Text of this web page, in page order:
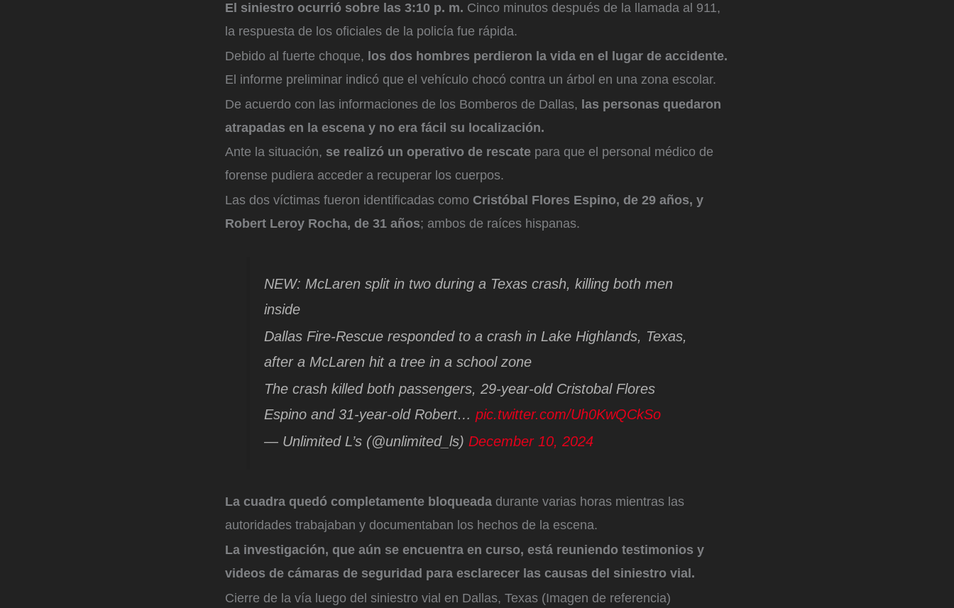
El siniestro ocurrió sobre las 3:10 p. m. Cinco minutos después de la llamada al 911,
la respuesta de los oficiales de la policía fue rápida.
Debido al fuerte choque, los dos hombres perdieron la vida en el lugar de accidente.
El informe preliminar indicó que el vehículo chocó contra un árbol en una zona escolar.
De acuerdo con las informaciones de los Bomberos de Dallas, las personas quedaron
atrapadas en la escena y no era fácil su localización.
Ante la situación, se realizó un operativo de rescate para que el personal médico de
forense pudiera acceder a recuperar los cuerpos.
Las dos víctimas fueron identificadas como Cristóbal Flores Espino, de 29 años, y
Robert Leroy Rocha, de 31 años; ambos de raíces hispanas.
NEW: McLaren split in two during a Texas crash, killing both men
inside
Dallas Fire-Rescue responded to a crash in Lake Highlands, Texas,
after a McLaren hit a tree in a school zone
The crash killed both passengers, 29-year-old Cristobal Flores
Espino and 31-year-old Robert… pic.twitter.com/Uh0KwQCkSo
— Unlimited L’s (@unlimited_ls) December 10, 2024
La cuadra quedó completamente bloqueada durante varias horas mientras las
autoridades trabajaban y documentaban los hechos de la escena.
La investigación, que aún se encuentra en curso, está reuniendo testimonios y
videos de cámaras de seguridad para esclarecer las causas del siniestro vial.
Cierre de la vía luego del siniestro vial en Dallas, Texas (Imagen de referencia)